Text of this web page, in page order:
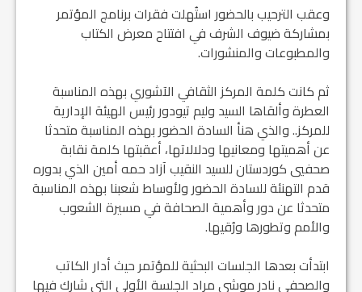
وعقب الترحيب بالحضور استُهلت فقرات برنامج المؤتمر
بمشاركة ضيوف الشرف في افتتاح معرض الكتاب
والمطبوعات والمنشورات.
ثم كانت كلمة المركز الثقافي الآشوري بهذه المناسبة
العطرة وألقاها السيد وليم تيودور رئيس الهيئة الإدارية
للمركز.. والذي هنأ السادة الحضور بهذه المناسبة متحدثا
عن أهميتها ومعانيها ودلالاتها، أعقبتها كلمة نقابة
صحفيي كوردستان للسيد النقيب آزاد حمه أمين الذي بدوره
قدم التهنئة للسادة الحضور ولأوساط شعبنا بهذه المناسبة
متحدثا عن دور وأهمية الصحافة في مسيرة الشعوب
والأمم وتطورها ورُقيها.
ابتدأت بعدها الجلسات البحثية للمؤتمر حيث أدار الكاتب
والصحفي نادر موشي مراد الجلسة الأولى التي شارك فيها